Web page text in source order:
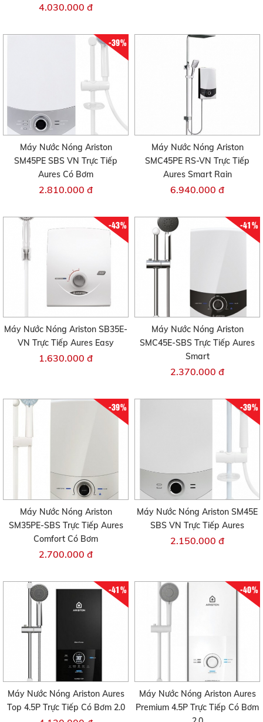
4.030.000 đ
-39%
Máy Nước Nóng Ariston
SM45PE SBS VN Trực Tiếp
Aures Có Bơm
2.810.000 đ
Máy Nước Nóng Ariston
SMC45PE RS-VN Trực Tiếp
Aures Smart Rain
6.940.000 đ
-43%
Máy Nước Nóng Ariston SB35E-
VN Trực Tiếp Aures Easy
1.630.000 đ
-41%
Máy Nước Nóng Ariston
SMC45E-SBS Trực Tiếp Aures
Smart
2.370.000 đ
-39%
Máy Nước Nóng Ariston
SM35PE-SBS Trực Tiếp Aures
Comfort Có Bơm
2.700.000 đ
-39%
Máy Nước Nóng Ariston SM45E
SBS VN Trực Tiếp Aures
2.150.000 đ
-41%
Máy Nước Nóng Ariston Aures
Top 4.5P Trực Tiếp Có Bơm 2.0
-40%
Máy Nước Nóng Ariston Aures
Premium 4.5P Trực Tiếp Có Bơm